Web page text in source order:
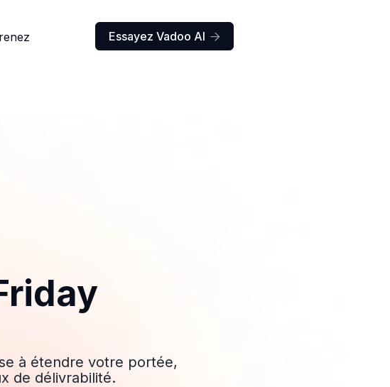
Essayez Vadoo AI 
à étendre votre portée,
de délivrabilité.